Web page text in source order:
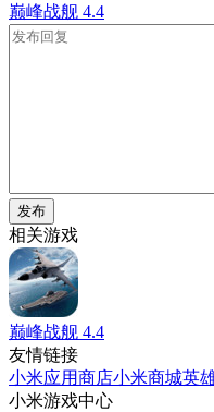
巅峰战舰 4.4
发布
相关游戏
巅峰战舰 4.4
友情链接
小米应用商店小米商城英
小米游戏中心